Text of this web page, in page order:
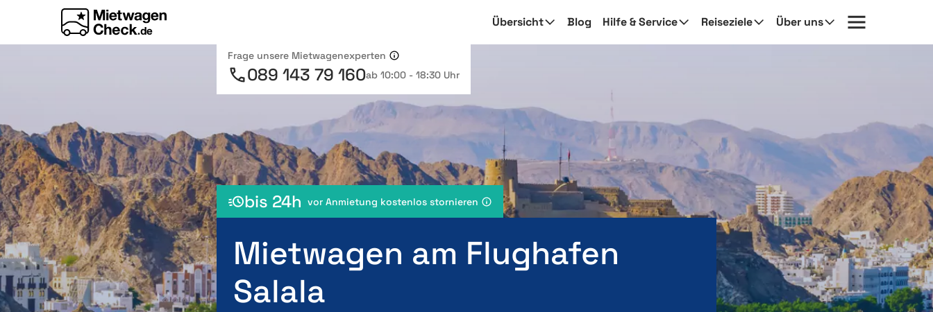
Übersicht Blog Hilfe & Service Reiseziele Über uns
Frage unsere Mietwagenexperten
089 143 79 160ab 10:00 - 18:30 Uhr
bis 24h vor Anmietung kostenlos stornieren
Mietwagen am Flughafen
Salala